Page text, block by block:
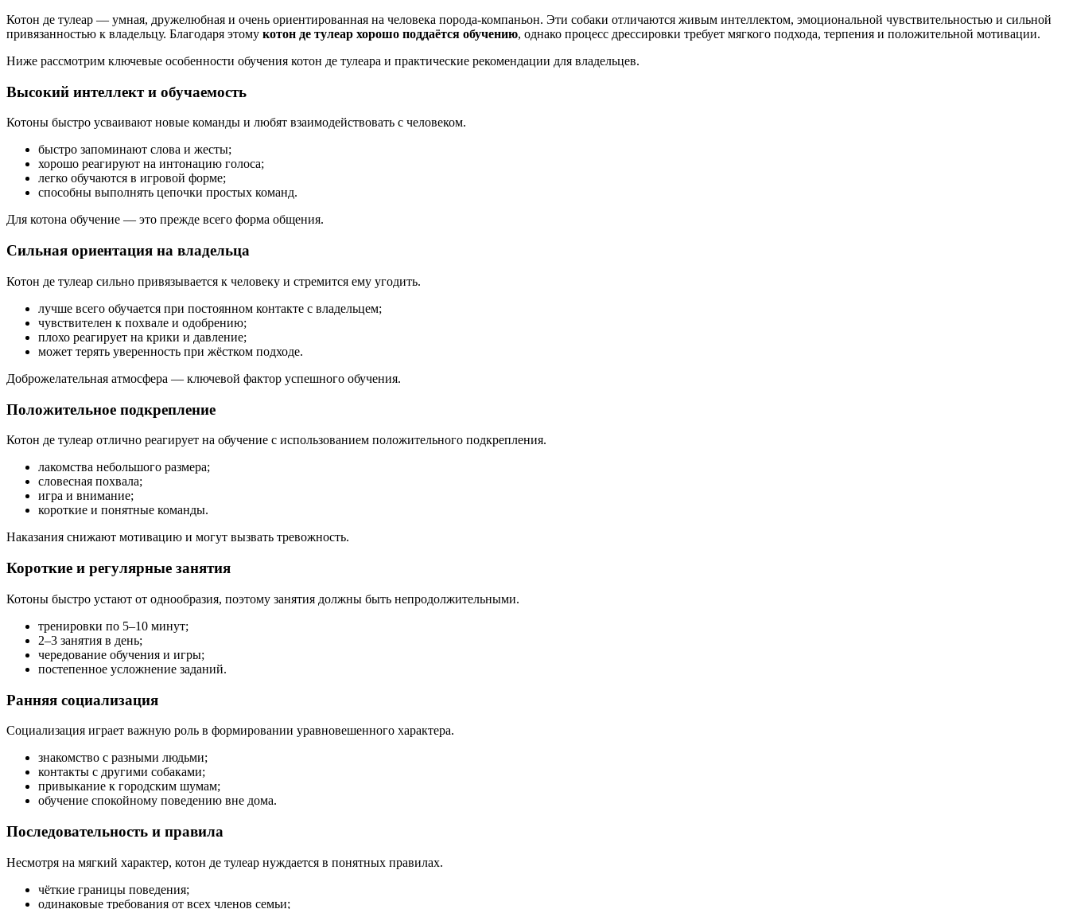
Котон де тулеар — умная, дружелюбная и очень ориентированная на человека порода-компаньон. Эти собаки отличаются живым интеллектом, эмоциональной чувствительностью и сильной
привязанностью к владельцу. Благодаря этому котон де тулеар хорошо поддаётся обучению, однако процесс дрессировки требует мягкого подхода, терпения и положительной мотивации.
Ниже рассмотрим ключевые особенности обучения котон де тулеара и практические рекомендации для владельцев.
Высокий интеллект и обучаемость
Котоны быстро усваивают новые команды и любят взаимодействовать с человеком.
быстро запоминают слова и жесты;
хорошо реагируют на интонацию голоса;
легко обучаются в игровой форме;
способны выполнять цепочки простых команд.
Для котона обучение — это прежде всего форма общения.
Сильная ориентация на владельца
Котон де тулеар сильно привязывается к человеку и стремится ему угодить.
лучше всего обучается при постоянном контакте с владельцем;
чувствителен к похвале и одобрению;
плохо реагирует на крики и давление;
может терять уверенность при жёстком подходе.
Доброжелательная атмосфера — ключевой фактор успешного обучения.
Положительное подкрепление
Котон де тулеар отлично реагирует на обучение с использованием положительного подкрепления.
лакомства небольшого размера;
словесная похвала;
игра и внимание;
короткие и понятные команды.
Наказания снижают мотивацию и могут вызвать тревожность.
Короткие и регулярные занятия
Котоны быстро устают от однообразия, поэтому занятия должны быть непродолжительными.
тренировки по 5–10 минут;
2–3 занятия в день;
чередование обучения и игры;
постепенное усложнение заданий.
Ранняя социализация
Социализация играет важную роль в формировании уравновешенного характера.
знакомство с разными людьми;
контакты с другими собаками;
привыкание к городским шумам;
обучение спокойному поведению вне дома.
Последовательность и правила
Несмотря на мягкий характер, котон де тулеар нуждается в понятных правилах.
чёткие границы поведения;
одинаковые требования от всех членов семьи;